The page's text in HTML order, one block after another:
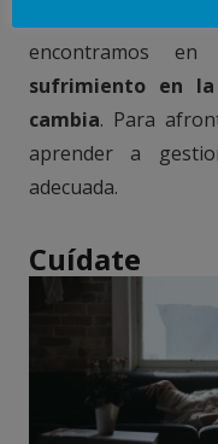
encontramos
sufrimiento en
cambia. Para
aprender a
adecuada.
Cuídate